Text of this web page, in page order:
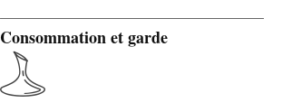
Consommation et garde